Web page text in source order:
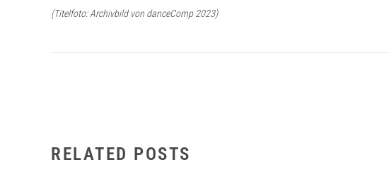
(Titelfoto: Archivbild von danceComp 2023)
RELATED POSTS